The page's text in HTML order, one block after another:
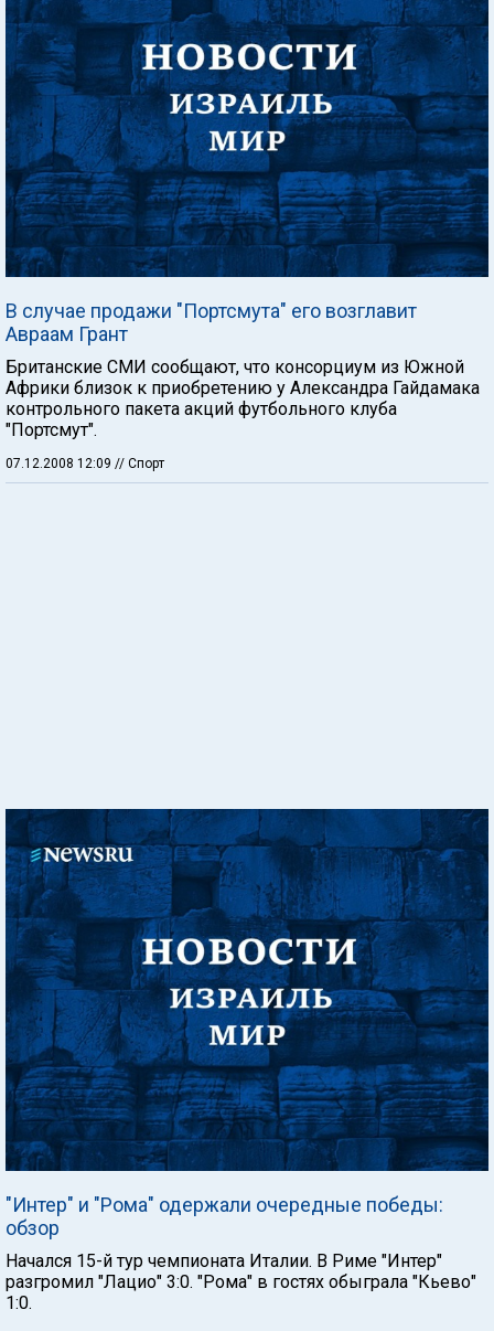
В случае продажи "Портсмута" его возглавит
Авраам Грант
Британские СМИ сообщают, что консорциум из Южной
Африки близок к приобретению у Александра Гайдамака
контрольного пакета акций футбольного клуба
"Портсмут".
07.12.2008 12:09 // Спорт
"Интер" и "Рома" одержали очередные победы:
обзор
Начался 15-й тур чемпионата Италии. В Риме "Интер"
разгромил "Лацио" 3:0. "Рома" в гостях обыграла "Кьево"
1:0.